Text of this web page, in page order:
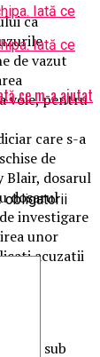
ca
de vazut
voie, pentru
care s-a
de
Blair, dosarul
dosarul
investigare
unor
acuzatii
pus sub
ce m-a ajutat
obligatorii